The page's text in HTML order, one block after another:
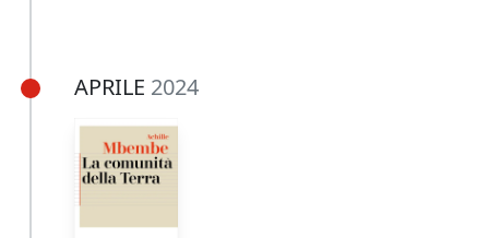
APRILE 2024